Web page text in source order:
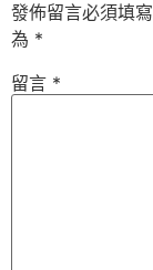
發佈留言必須填
為 *
留言 *